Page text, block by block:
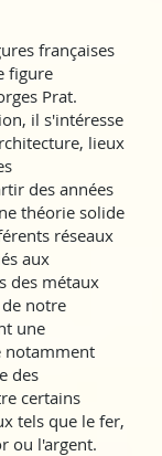
françaises
figure
Prat.
il s'intéresse
lieux
des années
théorie solide
réseaux
aux
des métaux
notre
une
notamment
des
certains
tels que le fer,
ou l'argent.